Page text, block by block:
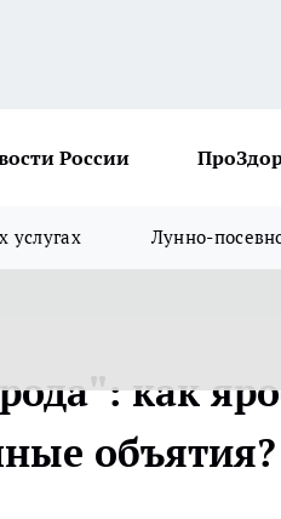
России
услугах Лунно-
как
объятия?